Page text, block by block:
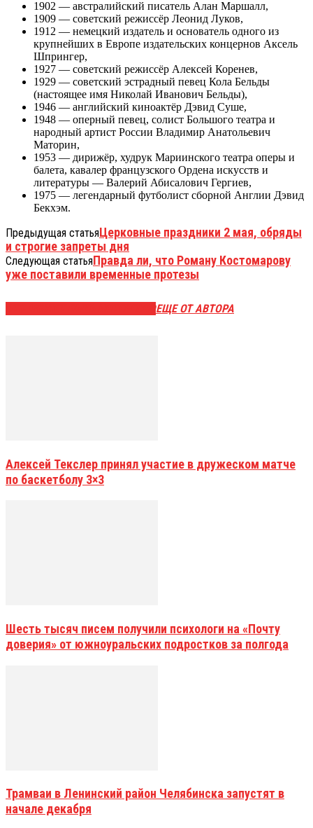
1902 — австралийский писатель Алан Маршалл,
1909 — советский режиссёр Леонид Луков,
1912 — немецкий издатель и основатель одного из
крупнейших в Европе издательских концернов Аксель
Шпрингер,
1927 — советский режиссёр Алексей Коренев,
1929 — советский эстрадный певец Кола Бельды
(настоящее имя Николай Иванович Бельды),
1946 — английский киноактёр Дэвид Суше,
1948 — оперный певец, солист Большого театра и
народный артист России Владимир Анатольевич
Маторин,
1953 — дирижёр, худрук Мариинского театра оперы и
балета, кавалер французского Ордена искусств и
литературы — Валерий Абисалович Гергиев,
1975 — легендарный футболист сборной Англии Дэвид
Бекхэм.
Предыдущая статьяЦерковные праздники 2 мая, обряды
и строгие запреты дня
Следующая статьяПравда ли, что Роману Костомарову
уже поставили временные протезы
ЕЩЕ ОТ АВТОРА
Алексей Текслер принял участие в дружеском матче
по баскетболу 3×3
Шесть тысяч писем получили психологи на «Почту
доверия» от южноуральских подростков за полгода
Трамваи в Ленинский район Челябинска запустят в
начале декабря